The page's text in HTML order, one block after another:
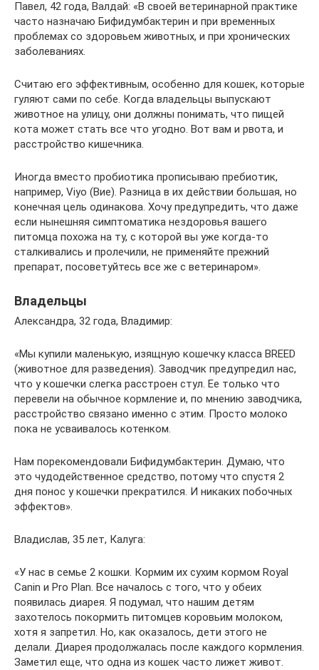
Павел, 42 года, Валдай: «В своей ветеринарной практике
часто назначаю Бифидумбактерин и при временных
проблемах со здоровьем животных, и при хронических
заболеваниях.
Считаю его эффективным, особенно для кошек, которые
гуляют сами по себе. Когда владельцы выпускают
животное на улицу, они должны понимать, что пищей
кота может стать все что угодно. Вот вам и рвота, и
расстройство кишечника.
Иногда вместо пробиотика прописываю пребиотик,
например, Viyo (Вие). Разница в их действии большая, но
конечная цель одинакова. Хочу предупредить, что даже
если нынешняя симптоматика нездоровья вашего
питомца похожа на ту, с которой вы уже когда-то
сталкивались и пролечили, не применяйте прежний
препарат, посоветуйтесь все же с ветеринаром».
Владельцы
Александра, 32 года, Владимир:
«Мы купили маленькую, изящную кошечку класса BREED
(животное для разведения). Заводчик предупредил нас,
что у кошечки слегка расстроен стул. Ее только что
перевели на обычное кормление и, по мнению заводчика,
расстройство связано именно с этим. Просто молоко
пока не усваивалось котенком.
Нам порекомендовали Бифидумбактерин. Думаю, что
это чудодейственное средство, потому что спустя 2
дня понос у кошечки прекратился. И никаких побочных
эффектов».
Владислав, 35 лет, Калуга:
«У нас в семье 2 кошки. Кормим их сухим кормом Royal
Canin и Pro Plan. Все началось с того, что у обеих
появилась диарея. Я подумал, что нашим детям
захотелось покормить питомцев коровьим молоком,
хотя я запретил. Но, как оказалось, дети этого не
делали. Диарея продолжалась после каждого кормления.
Заметил еще, что одна из кошек часто лижет живот.